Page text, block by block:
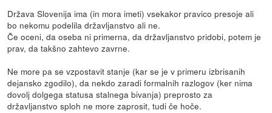
Država Slovenija ima (in mora imeti) vsekakor pravico presoje ali
bo nekomu podelila državljanstvo ali ne.
Če oceni, da oseba ni primerna, da državljanstvo pridobi, potem je
prav, da takšno zahtevo zavrne.
Ne more pa se vzpostavit stanje (kar se je v primeru izbrisanih
dejansko zgodilo), da nekdo zaradi formalnih razlogov (ker nima
dovolj dolgega statusa stalnega bivanja) preprosto za
državljanstvo sploh ne more zaprosit, tudi če hoče.